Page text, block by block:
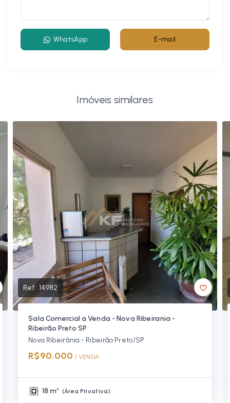
WhatsApp E-mail
Imóveis similares
Ref.: 14982
Sala Comercial à Venda - Nova Ribeirania -
Ribeirão Preto SP
Nova Ribeirânia - Ribeirão Preto/SP
R$90.000 / VENDA
18 m² (Área Privativa)